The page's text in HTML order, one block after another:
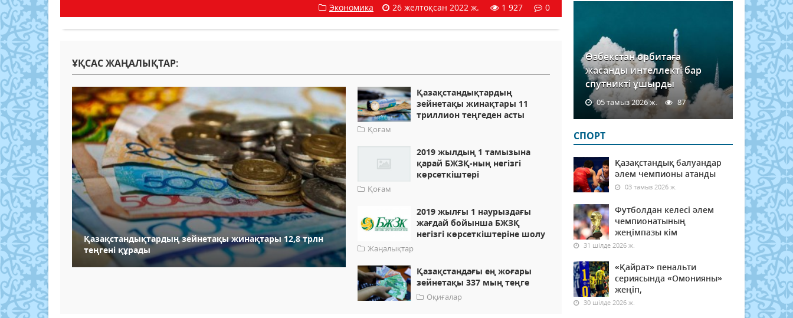
Экономика 26 желтоқсан 2022 ж. 1 927 0
ҰҚСАС ЖАҢАЛЫҚТАР:
Қазақстандықтардың зейнетақы жинақтары 12,8 трлн
теңгені құрады
Қазақстандықтардың
зейнетақы жинақтары 11
триллион теңгеден асты
Қоғам
2019 жылдың 1 тамызына
қарай БЖЗҚ-ның негізгі
көрсеткіштері
Қоғам
2019 жылғы 1 наурыздағы
жағдай бойынша БЖЗҚ
негізгі көрсеткіштеріне шолу
Жаңалықтар
Қазақстандағы ең жоғары
зейнетақы 337 мың теңге
Оқиғалар
Өзбекстан орбитаға
жасанды интеллекті бар
спутникті ұшырды
05 тамыз 2026 ж. 87
СПОРТ
Қазақстандық балуандар
әлем чемпионы атанды
03 тамыз 2026 ж.
Футболдан келесі әлем
чемпионатының
жеңімпазы кім
31 шілде 2026 ж.
«Қайрат» пенальти
сериясында «Омонияны»
жеңіп,
30 шілде 2026 ж.